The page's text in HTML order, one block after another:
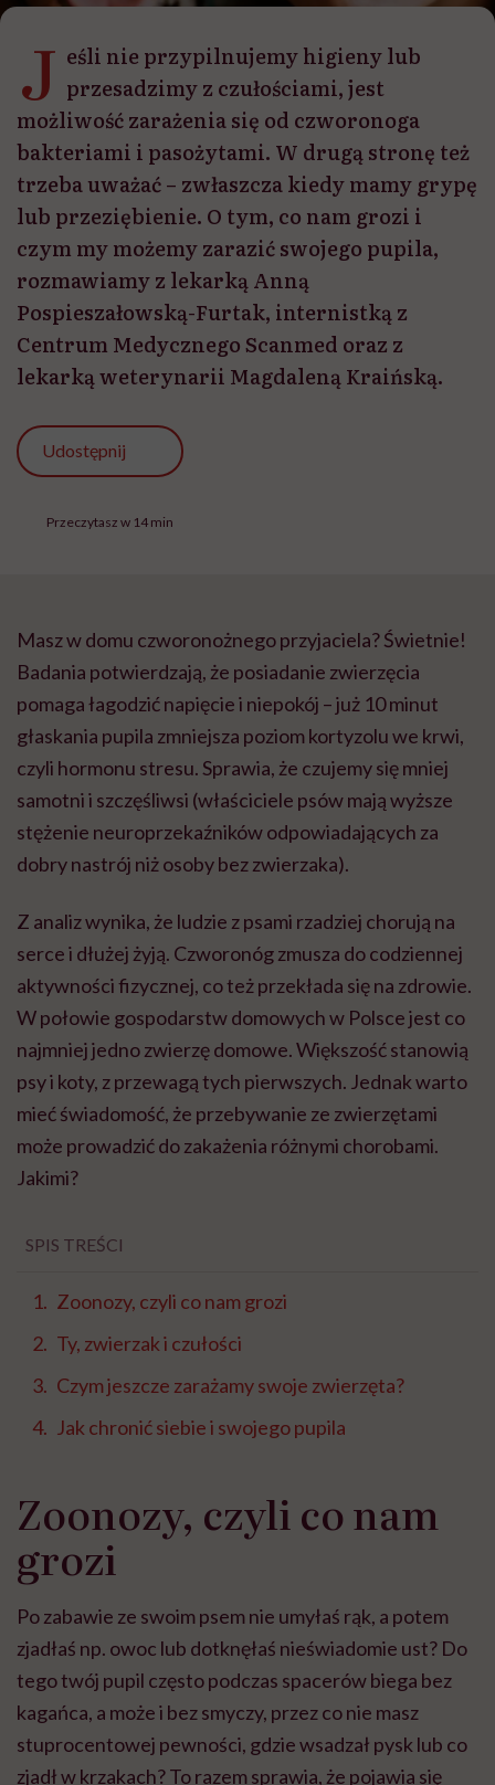
J eśli nie przypilnujemy higieny lub
przesadzimy z czułościami, jest
możliwość zarażenia się od czworonoga
bakteriami i pasożytami. W drugą stronę też
trzeba uważać – zwłaszcza kiedy mamy grypę
lub przeziębienie. O tym, co nam grozi i
czym my możemy zarazić swojego pupila,
rozmawiamy z lekarką Anną
Pospieszałowską-Furtak, internistką z
Centrum Medycznego Scanmed oraz z
lekarką weterynarii Magdaleną Kraińską.
Udostępnij
Przeczytasz w 14 min
Masz w domu czworonożnego przyjaciela? Świetnie!
Badania potwierdzają, że posiadanie zwierzęcia
pomaga łagodzić napięcie i niepokój – już 10 minut
głaskania pupila zmniejsza poziom kortyzolu we krwi,
czyli hormonu stresu. Sprawia, że czujemy się mniej
samotni i szczęśliwsi (właściciele psów mają wyższe
stężenie neuroprzekaźników odpowiadających za
dobry nastrój niż osoby bez zwierzaka).
Z analiz wynika, że ludzie z psami rzadziej chorują na
serce i dłużej żyją. Czworonóg zmusza do codziennej
aktywności fizycznej, co też przekłada się na zdrowie.
W połowie gospodarstw domowych w Polsce jest co
najmniej jedno zwierzę domowe. Większość stanowią
psy i koty, z przewagą tych pierwszych. Jednak warto
mieć świadomość, że przebywanie ze zwierzętami
może prowadzić do zakażenia różnymi chorobami.
Jakimi?
SPIS TREŚCI
Zoonozy, czyli co nam grozi
Ty, zwierzak i czułości
Czym jeszcze zarażamy swoje zwierzęta?
Jak chronić siebie i swojego pupila
Zoonozy, czyli co nam
grozi
Po zabawie ze swoim psem nie umyłaś rąk, a potem
zjadłaś np. owoc lub dotknęłaś nieświadomie ust? Do
tego twój pupil często podczas spacerów biega bez
kagańca, a może i bez smyczy, przez co nie masz
stuprocentowej pewności, gdzie wsadzał pysk lub co
zjadł w krzakach? To razem sprawia, że pojawia się